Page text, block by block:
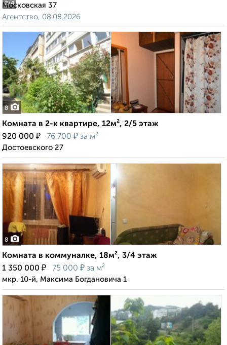
2/4
Московская 37
Агентство, 08.08.2026
8
Комната в 2-к квартире, 12м², 2/5 этаж
920 000 ₽ 76 700 ₽ за м²
Достоевского 27
8
Комната в коммуналке, 18м², 3/4 этаж
1 350 000 ₽ 75 000 ₽ за м²
мкр. 10-й, Максима Богдановича 1